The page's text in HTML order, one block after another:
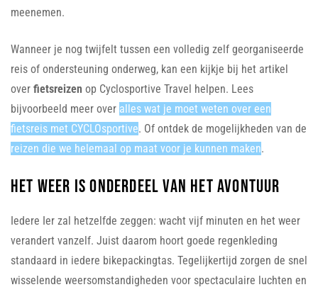
meenemen.
Wanneer je nog twijfelt tussen een volledig zelf georganiseerde
reis of ondersteuning onderweg, kan een kijkje bij het artikel
over fietsreizen op Cyclosportive Travel helpen. Lees
bijvoorbeeld meer over alles wat je moet weten over een
fietsreis met CYCLOsportive. Of ontdek de mogelijkheden van de
reizen die we helemaal op maat voor je kunnen maken.
Het weer is onderdeel van het avontuur
Iedere Ier zal hetzelfde zeggen: wacht vijf minuten en het weer
verandert vanzelf. Juist daarom hoort goede regenkleding
standaard in iedere bikepackingtas. Tegelijkertijd zorgen de snel
wisselende weersomstandigheden voor spectaculaire luchten en